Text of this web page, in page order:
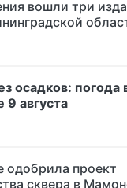
вошли три
осадков: погода
9 августа
одобрила проект
сквера в